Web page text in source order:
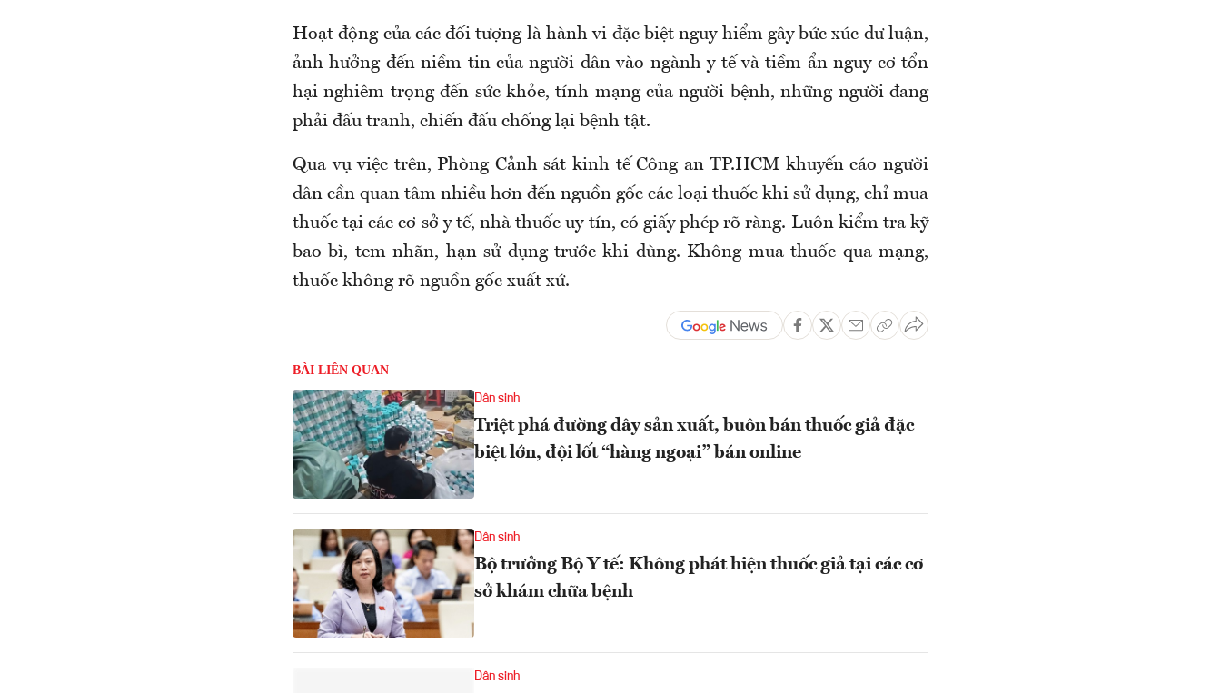
Hoạt động của các đối tượng là hành vi đặc biệt nguy hiểm gây bức xúc dư luận,
ảnh hưởng đến niềm tin của người dân vào ngành y tế và tiềm ẩn nguy cơ tổn
hại nghiêm trọng đến sức khỏe, tính mạng của người bệnh, những người đang
phải đấu tranh, chiến đấu chống lại bệnh tật.
Qua vụ việc trên, Phòng Cảnh sát kinh tế Công an TP.HCM khuyến cáo người
dân cần quan tâm nhiều hơn đến nguồn gốc các loại thuốc khi sử dụng, chỉ mua
thuốc tại các cơ sở y tế, nhà thuốc uy tín, có giấy phép rõ ràng. Luôn kiểm tra kỹ
bao bì, tem nhãn, hạn sử dụng trước khi dùng. Không mua thuốc qua mạng,
thuốc không rõ nguồn gốc xuất xứ.
BÀI LIÊN QUAN
Dân sinh
Triệt phá đường dây sản xuất, buôn bán thuốc giả đặc
biệt lớn, đội lốt “hàng ngoại” bán online
Dân sinh
Bộ trưởng Bộ Y tế: Không phát hiện thuốc giả tại các cơ
sở khám chữa bệnh
Dân sinh